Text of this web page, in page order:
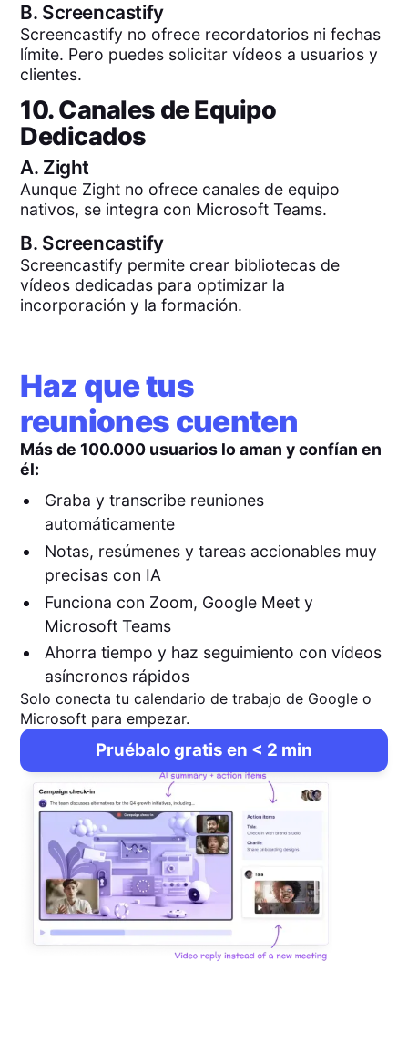
B. Screencastify
Screencastify no ofrece recordatorios ni fechas
límite. Pero puedes solicitar vídeos a usuarios y
clientes.
10. Canales de Equipo
Dedicados
A. Zight
Aunque Zight no ofrece canales de equipo
nativos, se integra con Microsoft Teams.
B. Screencastify
Screencastify permite crear bibliotecas de
vídeos dedicadas para optimizar la
incorporación y la formación.
Haz que tus
reuniones cuenten
Más de 100.000 usuarios lo aman y confían en
él:
Graba y transcribe reuniones
automáticamente
Notas, resúmenes y tareas accionables muy
precisas con IA
Funciona con Zoom, Google Meet y
Microsoft Teams
Ahorra tiempo y haz seguimiento con vídeos
asíncronos rápidos
Solo conecta tu calendario de trabajo de Google o
Microsoft para empezar.
Pruébalo gratis en < 2 min